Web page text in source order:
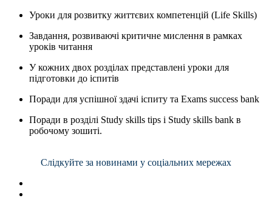
Уроки для розвитку життєвих компетенцій (Life Skills)
Завдання, розвиваючі критичне мислення в рамках
уроків читання
У кожних двох розділах представлені уроки для
підготовки до іспитів
Поради для успішної здачі іспиту та Exams success bank
Поради в розділі Study skills tips і Study skills bank в
робочому зошиті.
Слідкуйте за новинами у соціальних мережах